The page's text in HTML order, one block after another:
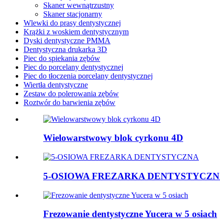
Skaner wewnątrzustny
Skaner stacjonarny
Wlewki do prasy dentystycznej
Krążki z woskiem dentystycznym
Dyski dentystyczne PMMA
Dentystyczna drukarka 3D
Piec do spiekania zębów
Piec do porcelany dentystycznej
Piec do tłoczenia porcelany dentystycznej
Wiertła dentystyczne
Zestaw do polerowania zębów
Roztwór do barwienia zębów
Wielowarstwowy blok cyrkonu 4D
5-OSIOWA FREZARKA
Frezowanie dentystyczne Yucera w 5 osiach